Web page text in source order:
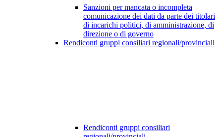
Sanzioni per mancata o incompleta
comunicazione dei dati da parte dei titolari
di incarichi politici, di amministrazione, di
direzione o di governo
Rendiconti gruppi consiliari regionali/provinciali
Rendiconti gruppi consiliari